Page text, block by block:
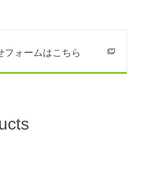
フォームはこちら